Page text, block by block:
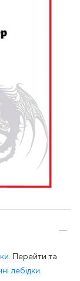
. Перейти та
лебідки